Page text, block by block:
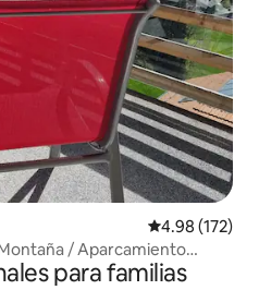
Calificación
4.98 (172)
/ Aparcamiento
para familias